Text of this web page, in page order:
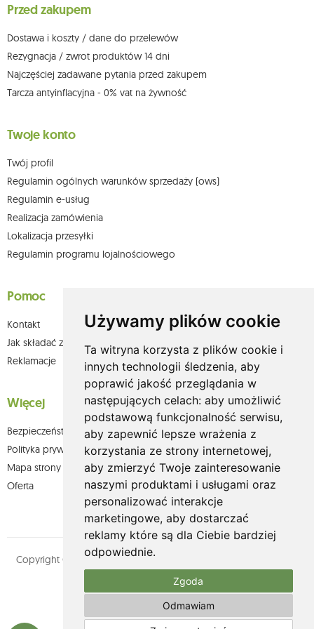
Używamy plików cookie
Ta witryna korzysta z plików cookie i
innych technologii śledzenia, aby
poprawić jakość przeglądania w
następujących celach: aby umożliwić
podstawową funkcjonalność serwisu,
aby zapewnić lepsze wrażenia z
korzystania ze strony internetowej,
aby zmierzyć Twoje zainteresowanie
naszymi produktami i usługami oraz
personalizować interakcje
marketingowe, aby dostarczać
reklamy które są dla Ciebie bardziej
odpowiednie.
Zgoda
Odmawiam
którego dokonano na podstawie zgody przed jej cofnięciem. W tym celu
możesz kontaktować się z działem obsługi klienta Mouton Interactive pod
Więcej informacji: www.mouton.pl/ODO
Przed zakupem
Dostawa i koszty / dane do przelewów
Rezygnacja / zwrot produktów 14 dni
Najczęściej zadawane pytania przed zakupem
Tarcza antyinflacyjna - 0% vat na żywność
Twoje konto
Twój profil
Regulamin ogólnych warunków sprzedaży (ows)
Regulamin e-usług
Realizacja zamówienia
Lokalizacja przesyłki
Regulamin programu lojalnościowego
Pomoc
Kontakt
Jak składać zamówienia w sklepie olium.pl?
Reklamacje
Więcej
Bezpieczeństwo płatności
Polityka prywatności
Mapa strony
Oferta
Copyright © olium.pl. Wszystkie prawa zastrzeżone. Designed by
MOUTON interactive
Zobacz nasz profil na: